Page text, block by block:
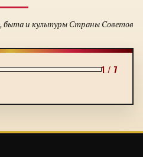
быта и культуры Страны Советов
1 / 7